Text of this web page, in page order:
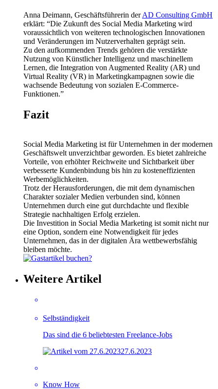
Anna Deimann, Geschäftsführerin derAD Consulting GmbH
erklärt: “Die Zukunft des Social Media Marketing wird
voraussichtlich von weiteren technologischen Innovationen
und Veränderungen im Nutzerverhalten geprägt sein.
Zu den aufkommenden Trends gehören die verstärkte
Nutzung von Künstlicher Intelligenz und maschinellem
Lernen, die Integration von Augmented Reality (AR) und
Virtual Reality (VR) in Marketingkampagnen sowie die
wachsende Bedeutung von sozialen E-Commerce-
Funktionen.”
Fazit
Social Media Marketing ist für Unternehmen in der modernen
Geschäftswelt unverzichtbar geworden. Es bietet zahlreiche
Vorteile, von erhöhter Reichweite und Sichtbarkeit über
verbesserte Kundenbindung bis hin zu kosteneffizienten
Werbemöglichkeiten.
Trotz der Herausforderungen, die mit dem dynamischen
Charakter sozialer Medien verbunden sind, können
Unternehmen durch eine gut durchdachte und flexible
Strategie nachhaltigen Erfolg erzielen.
Die Investition in Social Media Marketing ist somit nicht nur
eine Option, sondern eine Notwendigkeit für jedes
Unternehmen, das in der digitalen Ära wettbewerbsfähig
bleiben möchte.
Weitere Artikel
Selbständigkeit
Das sind die 6 beliebtesten Freelance-Jobs
27.6.2023
Know How